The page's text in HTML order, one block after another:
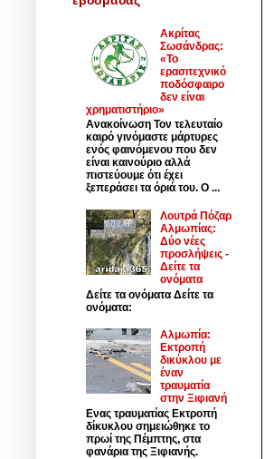
Ακρίτας
Σωσάνδρας:
«Το
ερασιτεχνικό
ποδόσφαιρο
δεν είναι
χρηματιστήριο»
Ανακοίνωση Τον τελευταίο
καιρό γινόμαστε μάρτυρες
ενός φαινόμενου που δεν
είναι καινούριο αλλά
πιστεύουμε ότι έχει
ξεπεράσει τα όριά του. Ο ...
Λουτρά Πόζαρ
Αλμωπίας:
Δύο νέες
προσλήψεις -
Δείτε τα
ονόματα
Δείτε τα ονόματα Δείτε τα
ονόματα:
Αλμωπία:
Εκτροπή
δικύκλου με
έναν
τραυματία
στην Ξιφιανή
Ενας τραυματίας Εκτροπή
δίκυκλου σημειώθηκε το
πρωί της Πέμπτης, στα
φανάρια της Ξιφιανής.